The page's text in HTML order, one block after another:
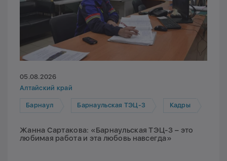
05.08.2026
Алтайский край
Барнаул Барнаульская ТЭЦ-3 Кадры
Жанна Сартакова: «Барнаульская ТЭЦ-3 – это
любимая работа и эта любовь навсегда»